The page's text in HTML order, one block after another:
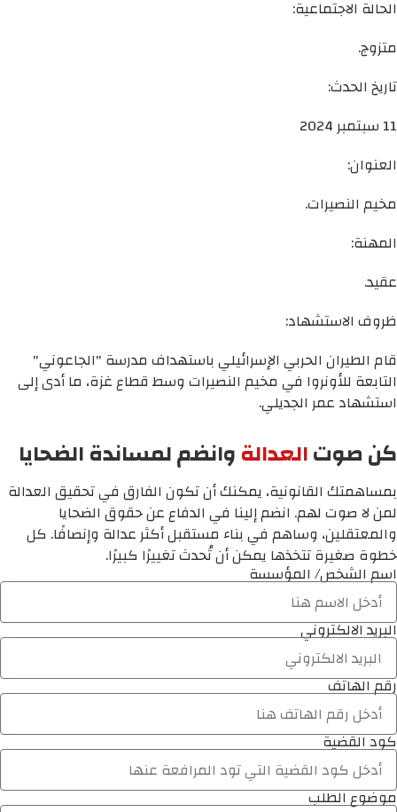
الحالة الاجتماعية:
متزوج.
تاريخ الحدث:
11 سبتمبر 2024
العنوان:
مخيم النصيرات.
المهنة:
عقيد.
ظروف الاستشهاد:
قام الطيران الحربي الإسرائيلي باستهداف مدرسة "الجاعوني"
التابعة للأونروا في مخيم النصيرات وسط قطاع غزة، ما أدى إلى
استشهاد عمر الجديلي.
كن صوتالعدالةوانضم لمساندة الضحايا
بمساهمتك القانونية، يمكنك أن تكون الفارق في تحقيق العدالة
لمن لا صوت لهم. انضم إلينا في الدفاع عن حقوق الضحايا
والمعتقلين، وساهم في بناء مستقبل أكثر عدالة وإنصافًا. كل
خطوة صغيرة تتخذها يمكن أن تُحدث تغييرًا كبيرًا.
اسم الشخص/ المؤسسة
البريد الالكتروني
رقم الهاتف
كود القضية
موضوع الطلب